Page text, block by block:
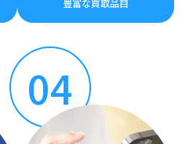
豊富な買取品目